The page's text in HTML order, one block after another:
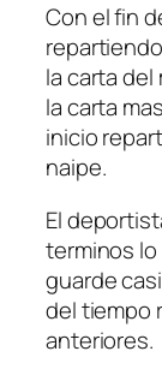
Con el fin
la carta del
la carta
inicio
naipe.
El
terminos
guarde
del tiempo
anteriores.